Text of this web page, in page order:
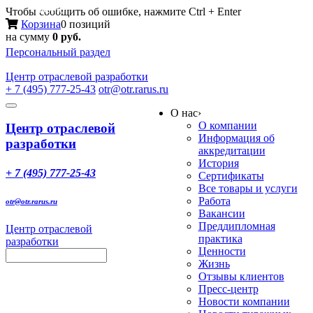
Чтобы сообщить об ошибке, нажмите Ctrl + Enter
Корзина0 позиций
на сумму 0 руб.
Персональный раздел
Центр отраслевой разработки
+ 7 (495) 777-25-43 otr@otr.rarus.ru
Toggle
Меню
Центр отраслевой
разработки
+ 7 (495) 777-25-43
otr@otr.rarus.ru
Центр отраслевой
разработки
О нас›
О компании
Информация об
аккредитации
История
Сертификаты
Все товары и услуги
Работа
Вакансии
Преддипломная
практика
Ценности
Жизнь
Отзывы клиентов
Пресс-центр
Новости компании